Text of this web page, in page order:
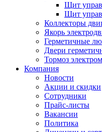
Щит
Щит
Коллекторы
Якорь
Герметичные
Двери
Тормоз
Компания
Новости
Акции и скидки
Сотрудники
Прайс-листы
Вакансии
Политика